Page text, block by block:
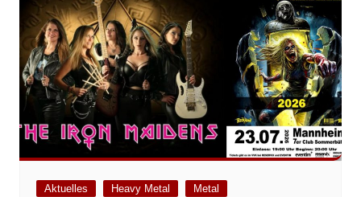
Aktuelles Heavy Metal Metal